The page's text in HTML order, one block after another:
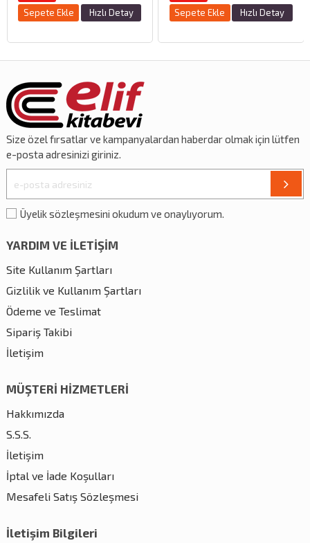
Sepete Ekle Hızlı Detay Sepete Ekle Hızlı Detay
Size özelfırsatlarve kampanyalardan haberdar olmak için lütfen
e-posta adresinizi giriniz.
Üyelik sözleşmesini okudum ve onaylıyorum.
YARDIM VE İLETİŞİM
Site Kullanım Şartları
Gizlilik ve Kullanım Şartları
Ödeme ve Teslimat
Sipariş Takibi
İletişim
MÜŞTERİ HİZMETLERİ
Hakkımızda
S.S.S.
İletişim
İptal ve İade Koşulları
Mesafeli Satış Sözleşmesi
İletişim Bilgileri